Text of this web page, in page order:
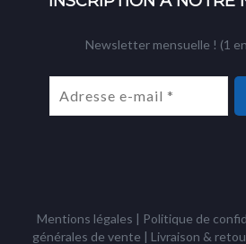
Newsletter mensuelle ! (1
Mentions légales | Politique de
générales de vente | Livraison &